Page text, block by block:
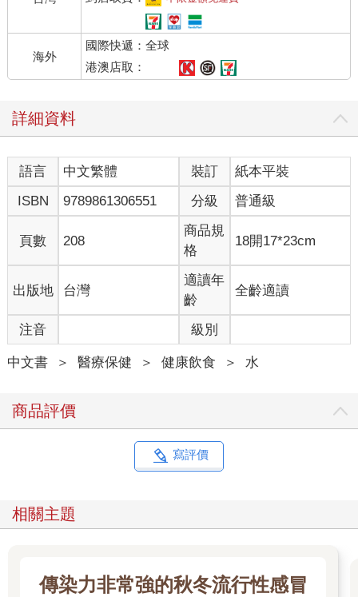
海外
國際快遞：全球
港澳店取：
詳細資料
語言 中文繁體 裝訂
紙本平裝
ISBN
9789861306551 分級 普通級
頁數 208
商品規
格
18開17*23cm
出版地 台灣
適讀年
齡
全齡適讀
注音 級別
中文書 ＞ 醫療保健 ＞ 健康飲食 ＞ 水
商品評價
寫評價
相關主題
傳染力非常強的秋冬流行性感冒